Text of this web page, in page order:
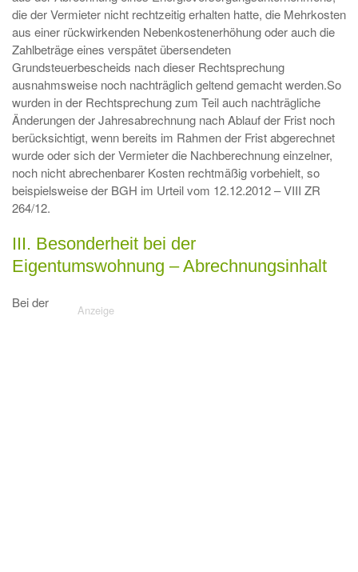
die der Vermieter nicht rechtzeitig erhalten hatte, die Mehrkosten
aus einer rückwirkenden Nebenkostenerhöhung oder auch die
Zahlbeträge eines verspätet übersendeten
Grundsteuerbescheids nach dieser Rechtsprechung
ausnahmsweise noch nachträglich geltend gemacht werden.So
wurden in der Rechtsprechung zum Teil auch nachträgliche
Änderungen der Jahresabrechnung nach Ablauf der Frist noch
berücksichtigt, wenn bereits im Rahmen der Frist abgerechnet
wurde oder sich der Vermieter die Nachberechnung einzelner,
noch nicht abrechenbarer Kosten rechtmäßig vorbehielt, so
beispielsweise der BGH im Urteil vom 12.12.2012 – VIII ZR
264/12.
III. Besonderheit bei der
Eigentumswohnung – Abrechnungsinhalt
Bei der